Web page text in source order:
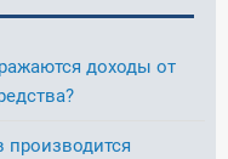
доходы от
производится